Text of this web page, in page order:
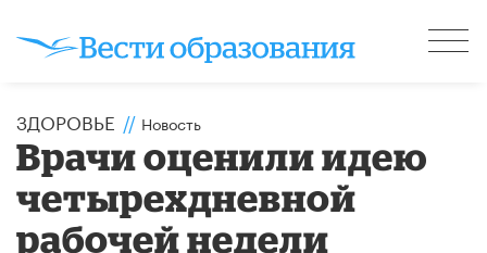
ЗДОРОВЬЕ // Новость
Врачи оценили идею
четырехдневной
рабочей недели